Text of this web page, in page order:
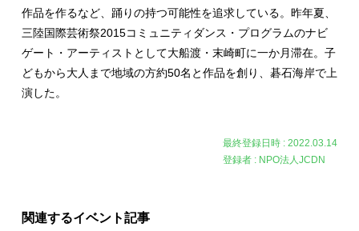
作品を作るなど、踊りの持つ可能性を追求している。昨年夏、
三陸国際芸術祭2015コミュニティダンス・プログラムのナビ
ゲート・アーティストとして大船渡・末崎町に一か月滞在。子
どもから大人まで地域の方約50名と作品を創り、碁石海岸で上
演した。
最終登録日時 : 2022.03.14
登録者 : NPO法人JCDN
関連するイベント記事